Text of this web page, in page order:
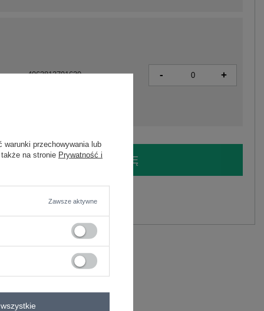
4063813791639 - +
SIĘ I ZOBACZ CENĘ
warunki przechowywania lub
na stronie Prywatność i
Zawsze aktywne